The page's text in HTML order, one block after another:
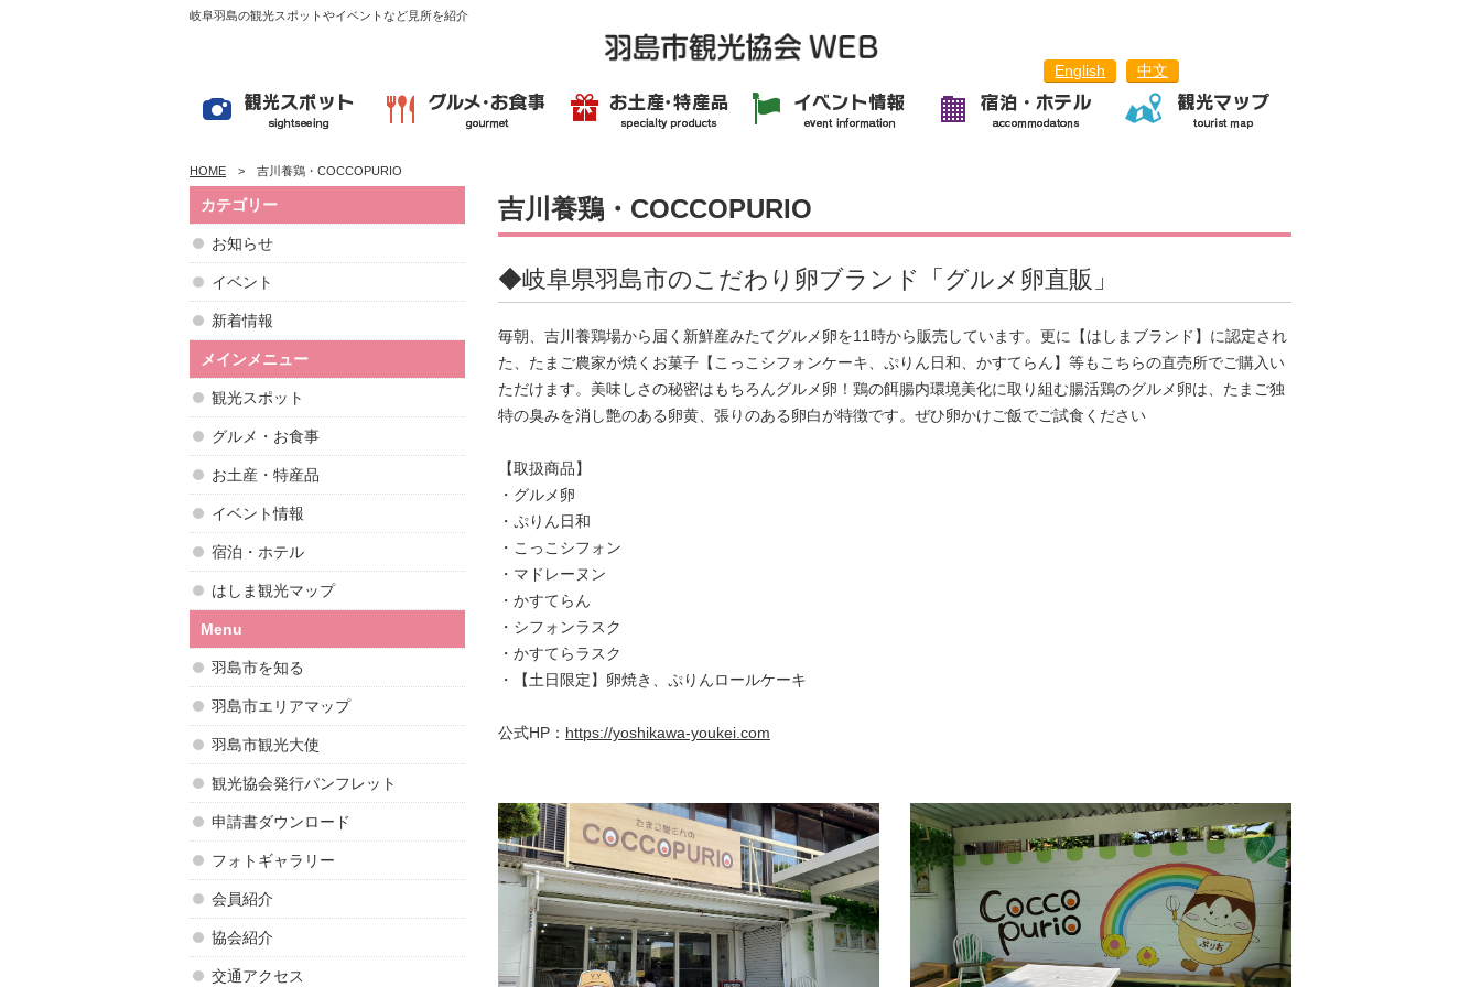
English 中文
岐阜羽島の観光スポットやイベントなど見所を紹介
HOME 吉川養鶏・COCCOPURIO
吉川養鶏・COCCOPURIO
◆岐阜県羽島市のこだわり卵ブランド「グルメ卵直販」
毎朝、吉川養鶏場から届く新鮮産みたてグルメ卵を11時から販売しています。更に【はしまブランド】に認定され
た、たまご農家が焼くお菓子【こっこシフォンケーキ、ぷりん日和、かすてらん】等もこちらの直売所でご購入い
ただけます。美味しさの秘密はもちろんグルメ卵！鶏の餌腸内環境美化に取り組む腸活鶏のグルメ卵は、たまご独
特の臭みを消し艶のある卵黄、張りのある卵白が特徴です。ぜひ卵かけご飯でご試食ください
【取扱商品】
・グルメ卵
・ぷりん日和
・こっこシフォン
・マドレーヌン
・かすてらん
・シフォンラスク
・かすてらラスク
・【土日限定】卵焼き、ぷりんロールケーキ
公式HP： https://yoshikawa-youkei.com
カテゴリー
お知らせ
イベント
新着情報
メインメニュー
観光スポット
グルメ・お食事
お土産・特産品
イベント情報
宿泊・ホテル
はしま観光マップ
Menu
羽島市を知る
羽島市エリアマップ
羽島市観光大使
観光協会発行パンフレット
申請書ダウンロード
フォトギャラリー
会員紹介
協会紹介
交通アクセス